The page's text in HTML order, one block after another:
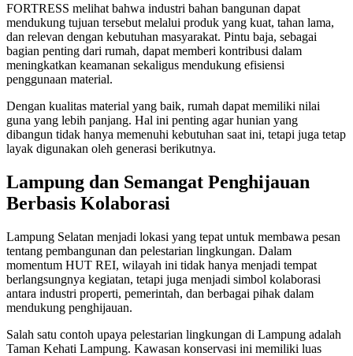
FORTRESS melihat bahwa industri bahan bangunan dapat
mendukung tujuan tersebut melalui produk yang kuat, tahan lama,
dan relevan dengan kebutuhan masyarakat. Pintu baja, sebagai
bagian penting dari rumah, dapat memberi kontribusi dalam
meningkatkan keamanan sekaligus mendukung efisiensi
penggunaan material.
Dengan kualitas material yang baik, rumah dapat memiliki nilai
guna yang lebih panjang. Hal ini penting agar hunian yang
dibangun tidak hanya memenuhi kebutuhan saat ini, tetapi juga tetap
layak digunakan oleh generasi berikutnya.
Lampung dan Semangat Penghijauan
Berbasis Kolaborasi
Lampung Selatan menjadi lokasi yang tepat untuk membawa pesan
tentang pembangunan dan pelestarian lingkungan. Dalam
momentum HUT REI, wilayah ini tidak hanya menjadi tempat
berlangsungnya kegiatan, tetapi juga menjadi simbol kolaborasi
antara industri properti, pemerintah, dan berbagai pihak dalam
mendukung penghijauan.
Salah satu contoh upaya pelestarian lingkungan di Lampung adalah
Taman Kehati Lampung. Kawasan konservasi ini memiliki luas